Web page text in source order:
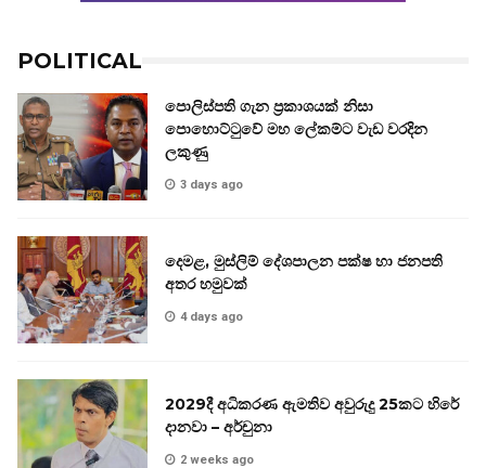
POLITICAL
පොලිස්පති ගැන ප්‍රකාශයක් නිසා
පොහොට්ටුවේ මහ ලේකම්ට වැඩ වරදින
ලකුණු
3 days ago
දෙමළ, මුස්ලිම් දේශපාලන පක්ෂ හා ජනපති
අතර හමුවක්
4 days ago
2029දී අධිකරණ ඇමතිව අවුරුදු 25කට හිරේ
දානවා – අර්චුනා
2 weeks ago